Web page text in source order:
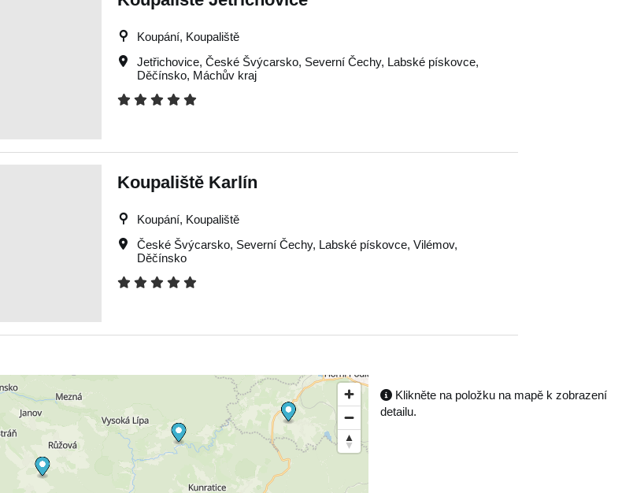
Koupání, Koupaliště
Jetřichovice,České Švýcarsko, Severní Čechy, Labské pískovce,
Děčínsko, Máchův kraj
Koupaliště Karlín
Koupání, Koupaliště
České Švýcarsko, Severní Čechy, Labské pískovce,Vilémov,
Děčínsko
Klikněte na položku na mapě k zobrazení
detailu.